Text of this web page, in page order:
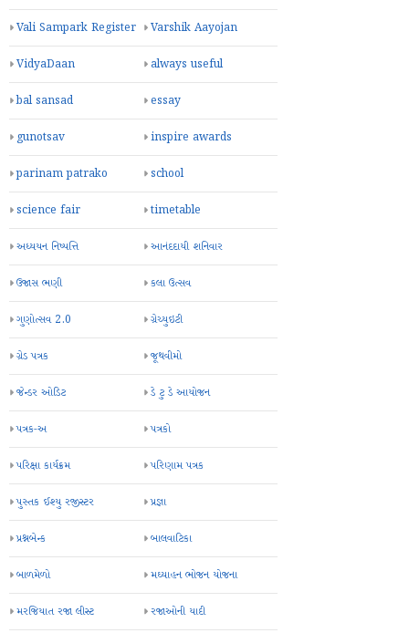
Vali Sampark Register Varshik Aayojan
VidyaDaan always useful
bal sansad essay
gunotsav inspire awards
parinam patrako school
science fair timetable
અધ્યયન નિષ્પત્તિ આનંદદાયી શનિવાર
ઉજાસ ભણી કલા ઉત્સવ
ગુણોત્સવ 2.0 ગ્રેચ્યુઇટી
ગ્રેડ પત્રક જૂથવીમો
જેન્ડર ઓડિટ ડે ટુ ડે આયોજન
પત્રક-અ પત્રકો
પરિક્ષા કાર્યક્રમ પરિણામ પત્રક
પુસ્તક ઈશ્યુ રજીસ્ટર પ્રજ્ઞા
પ્રશ્નબેન્ક બાલવાટિકા
બાળમેળો મઘ્યાહન ભોજન યોજના
મરજિયાત રજા લીસ્ટ રજાઓની યાદી